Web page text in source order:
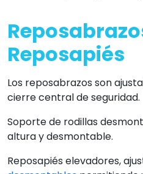
Reposapiés
Los reposabrazos son
cierre central de seguridad.
Soporte de rodillas
altura y desmontable.
Reposapiés elevadores,